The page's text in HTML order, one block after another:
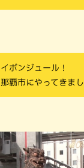
ボンジュール！
覇市にやってきまし